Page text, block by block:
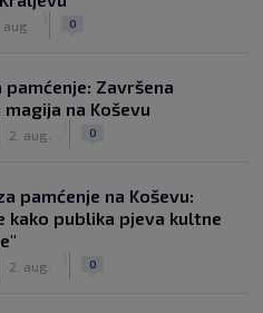
aug. 0
pamćenje: Završena
na Koševu
2. aug. 0
pamćenje na Koševu:
kako publika pjeva kultne
2. aug. 0